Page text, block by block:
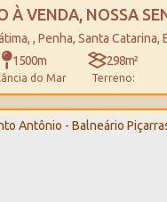
À VENDA, NOSSA
, Penha, Santa Catarina,
1500m
do Mar Terreno:
298m²
Direito:
21m
Lado Esquerdo:
21m